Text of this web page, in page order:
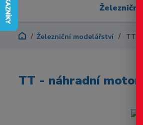
Železniční
Železniční modelářství TT -
TT - náhradní motor